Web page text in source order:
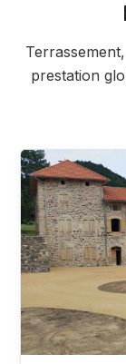
prestation